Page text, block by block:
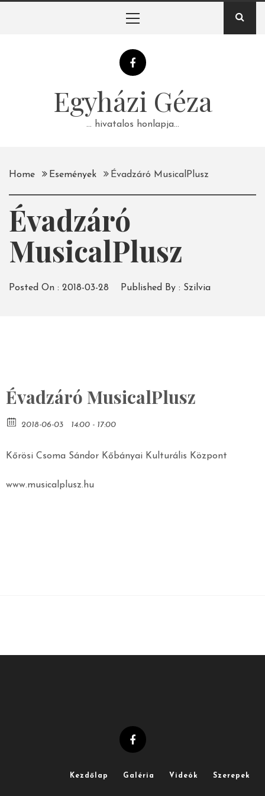
Egyházi Géza
… hivatalos honlapja…
Home Események Évadzáró MusicalPlusz
Évadzáró
MusicalPlusz
Posted On : 2018-03-28 Published By : Szilvia
Évadzáró MusicalPlusz
2018-06-03 14:00 - 17:00
Kőrösi Csoma Sándor Kőbányai Kulturális Központ
www.musicalplusz.hu
Kezdőlap Galéria Videók Szerepek